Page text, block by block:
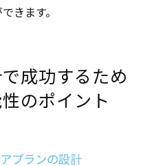
デザインのアイディ
ョンとイベントの提
きます。
成功するため
のポイント
プランの設計